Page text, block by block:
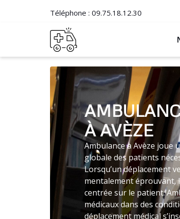
Téléphone : 09.75.18.12.30
À AVÈZE
Ambulance à Avèze joue
globale des patients
Lorsqu’un déplacement
mentalement éprouvant,
centrée sur le patient.
médicaux dans des
déplacement médical